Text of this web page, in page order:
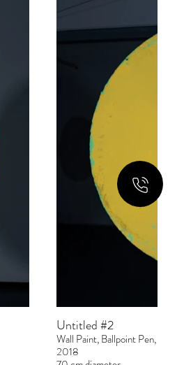
Untitled #2
Wall Paint, Ballpoint Pen,
2018